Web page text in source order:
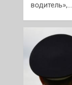
водитель»,…